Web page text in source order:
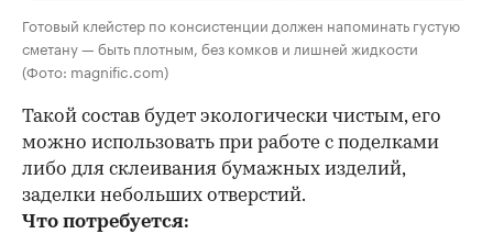
Готовый клейстер по консистенции должен напоминать густую
сметану — быть плотным, без комков и лишней жидкости
(Фото: magnific.com)
Такой состав будет экологически чистым, его
можно использовать при работе с поделками
либо для склеивания бумажных изделий,
заделки небольших отверстий.
Что потребуется: